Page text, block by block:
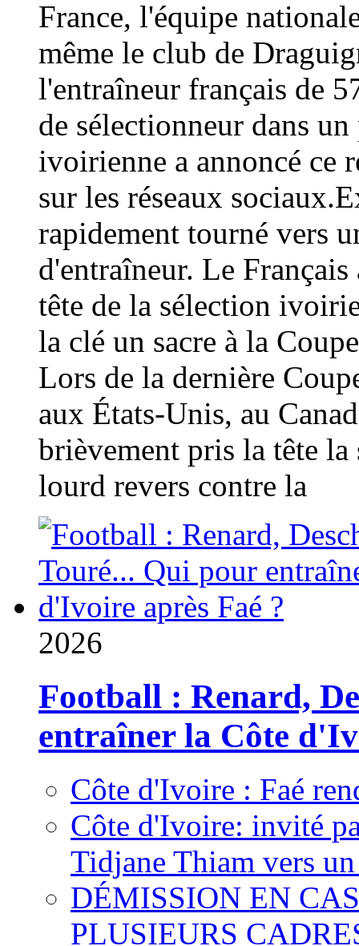
France, l'équipe
même le club de
l'entraîneur français de
de sélectionneur dans
ivoirienne a annoncé ce
sur les réseaux
rapidement tourné vers
d'entraîneur. Le
tête de la sélection
la clé un sacre à la
Lors de la dernière
aux États-Unis, au
brièvement pris la tête
lourd revers contre la
2026
Football : Renard,
entraîner la Côte
Côte d'Ivoire : Faé
Côte d'Ivoire: invité
Tidjane Thiam vers
DÉMISSION EN
PLUSIEURS